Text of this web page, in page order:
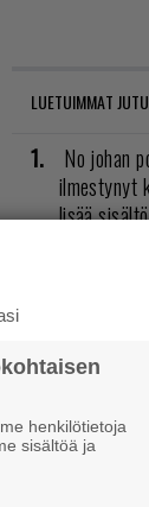
LUETUIMMAT
No johan
ilmestynyt
lisää
Elokuun
valtavat
klassikoita
Ubisoftin
henkilötietoja
sisältöä ja